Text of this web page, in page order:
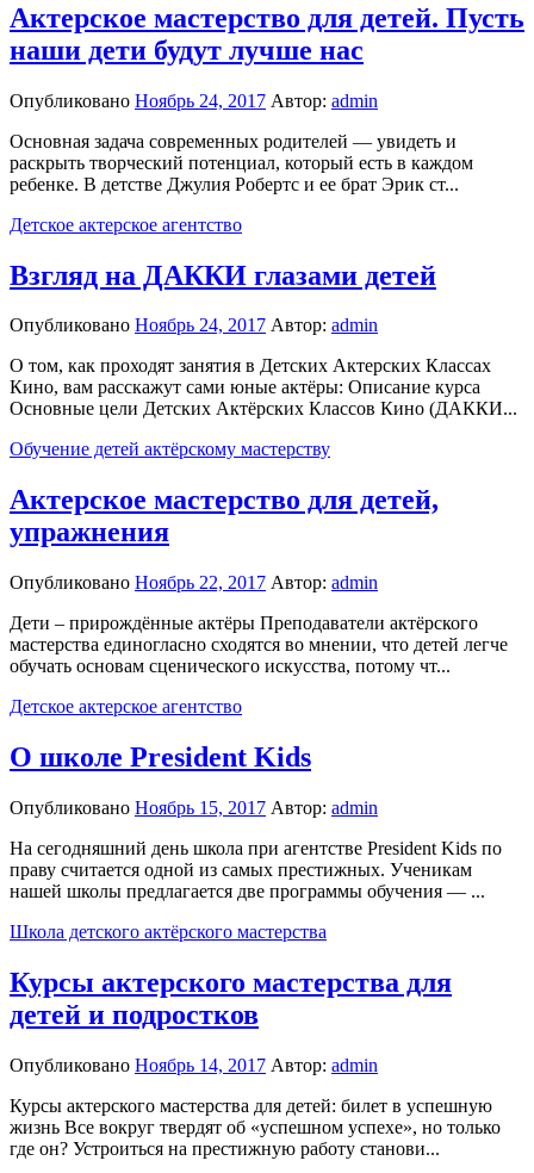
Актерское мастерство для детей. Пусть
наши дети будут лучше нас
Опубликовано Ноябрь 24, 2017 Автор: admin
Основная задача современных родителей — увидеть и
раскрыть творческий потенциал, который есть в каждом
ребенке. В детстве Джулия Робертс и ее брат Эрик ст...
Детское актерское агентство
Взгляд на ДАККИ глазами детей
Опубликовано Ноябрь 24, 2017 Автор: admin
О том, как проходят занятия в Детских Актерских Классах
Кино, вам расскажут сами юные актёры: Описание курса
Основные цели Детских Актёрских Классов Кино (ДАККИ...
Обучение детей актёрскому мастерству
Актерское мастерство для детей,
упражнения
Опубликовано Ноябрь 22, 2017 Автор: admin
Дети – прирождённые актёры Преподаватели актёрского
мастерства единогласно сходятся во мнении, что детей легче
обучать основам сценического искусства, потому чт...
Детское актерское агентство
О школе President Kids
Опубликовано Ноябрь 15, 2017 Автор: admin
На сегодняшний день школа при агентстве President Kids по
праву считается одной из самых престижных. Ученикам
нашей школы предлагается две программы обучения — ...
Школа детского актёрского мастерства
Курсы актерского мастерства для
детей и подростков
Опубликовано Ноябрь 14, 2017 Автор: admin
Курсы актерского мастерства для детей: билет в успешную
жизнь Все вокруг твердят об «успешном успехе», но только
где он? Устроиться на престижную работу станови...